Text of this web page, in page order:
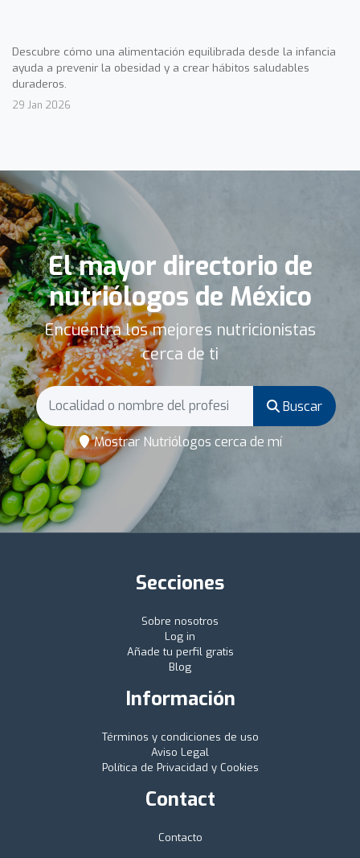
Descubre cómo una alimentación equilibrada desde la infancia
ayuda a prevenir la obesidad y a crear hábitos saludables
duraderos.
29 Jan 2026
El mayor directorio de
nutriólogos de México
Encuentra los mejores nutricionistas
cerca de ti
Buscar
Mostrar Nutriólogos cerca de mí
Secciones
Sobre nosotros
Log in
Añade tu perfil gratis
Blog
Información
Términos y condiciones de uso
Aviso Legal
Política de Privacidad y Cookies
Contact
Contacto